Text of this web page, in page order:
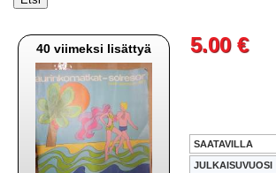
40 viimeksi lisättyä 5.00 €
SAATAVILLA
JULKAISUVUOSI